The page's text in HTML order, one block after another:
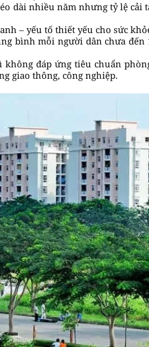
dài nhiều năm nhưng tỷ lệ
– yếu tố thiết yếu cho sức
bình mỗi người dân chưa
đáp ứng tiêu chuẩn
giao thông, công nghiệp.